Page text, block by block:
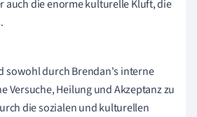
die enorme kulturelle Kluft, die
sowohl durch Brendan's interne
Versuche, Heilung und Akzeptanz zu
die sozialen und kulturellen